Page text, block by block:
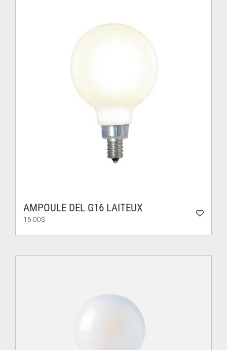
AMPOULE DEL G16 LAITEUX
16.00$